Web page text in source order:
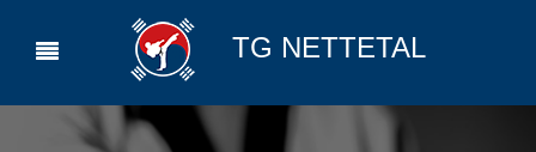
TG NETTETAL